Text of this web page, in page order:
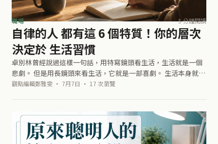
職場 5 分鐘閱讀
自律的人 都有這 6 個特質！你的層次
決定於 生活習慣
卓別林曾經說過這樣一句話，用特寫鏡頭看生活，生活就是一個
悲劇。 但是用長鏡頭來看生活，它就是一部喜劇。 生活本身就是
一面鏡子，你對它笑，它也會對你笑； 你對它哭，它也就會對你
觀點編輯鄭雅雯 · 7月7日 · 17 次瀏覽